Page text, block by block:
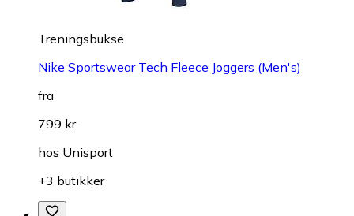
Treningsbukse
Nike Sportswear Tech Fleece Joggers (Men's)
fra
799 kr
hos Unisport
+3 butikker